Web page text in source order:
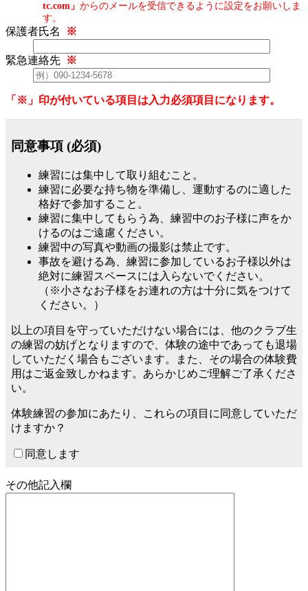
tc.com」 からのメールを受信できるように設定をお願いしま
す。
保護者氏名 ※
緊急連絡先 ※
「※」印が付いている項目は入力必須項目になります。
同意事項 (必須)
練習には集中して取り組むこと。
練習に必要な持ち物を準備し、運動するのに適した
格好で参加すること。
練習に集中してもらう為、練習中のお子様に声をか
けるのはご遠慮ください。
練習中の写真や動画の撮影は禁止です。
事故を避ける為、練習に参加しているお子様以外は
絶対に練習スペースには入らないでください。
（※小さなお子様をお連れの方は十分に気をつけて
ください。）
以上の項目を守っていただけない場合には、他のクラブ生
の練習の妨げとなりますので、体験の途中であっても退場
していただく場合もございます。また、その場合の体験費
用はご返金致しかねます。あらかじめご理解ご了承くださ
い。
体験練習の参加にあたり、これらの項目に同意していただ
けますか？
同意します
その他記入欄